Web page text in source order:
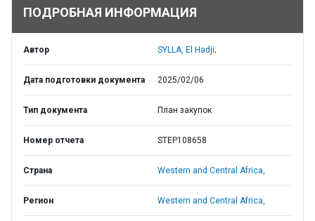
ПОДРОБНАЯ ИНФОРМАЦИЯ
Автор SYLLA, El Hadji;
Дата подготовки документа 2025/02/06
Тип документа План закупок
Номер отчета STEP108658
Страна Western and Central Africa,
Регион Western and Central Africa,